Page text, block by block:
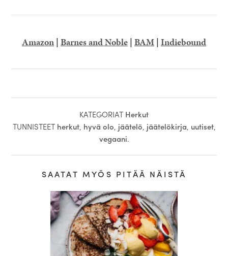
Amazon | Barnes and Noble | BAM | Indiebound
KATEGORIAT Herkut
TUNNISTEET herkut, hyvä olo, jäätelö, jäätelökirja, uutiset,
vegaani.
SAATAT MYÖS PITÄÄ NÄISTÄ